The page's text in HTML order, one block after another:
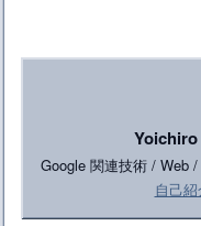
Yoichiro
Google 関連技術 / Web
自己紹